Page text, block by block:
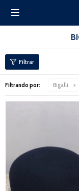

Filtrando por: Bigalli